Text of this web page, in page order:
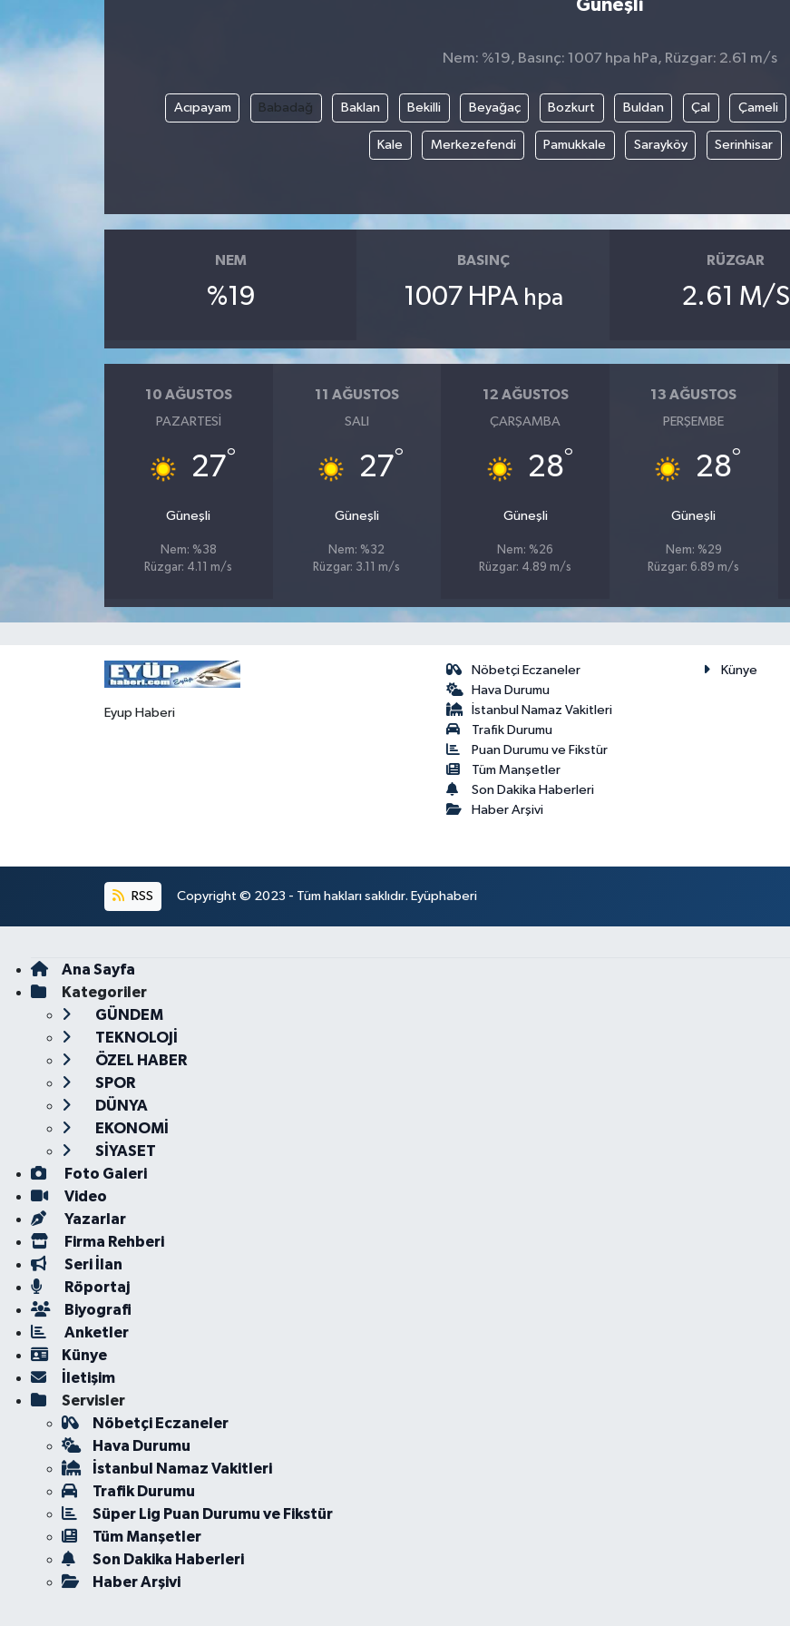
Güneşli
Nem: %19, Basınç: 1007 hpa hPa, Rüzgar: 2.61 m/s
Acıpayam Babadağ Baklan Bekilli Beyağaç Bozkurt Buldan Çal Çameli
Kale Merkezefendi Pamukkale Sarayköy Serinhisar
NEM
%19
BASINÇ
1007 HPA hpa
RÜZGAR
2.61 M/S
10 AĞUSTOS
PAZARTESI
27°
Güneşli
Nem: %38
Rüzgar: 4.11 m/s
11 AĞUSTOS
SALI
27°
Güneşli
Nem: %32
Rüzgar: 3.11 m/s
12 AĞUSTOS
ÇARŞAMBA
28°
Güneşli
Nem: %26
Rüzgar: 4.89 m/s
13 AĞUSTOS
PERŞEMBE
28°
Güneşli
Nem: %29
Rüzgar: 6.89 m/s
Eyup Haberi
Nöbetçi Eczaneler
Hava Durumu
İstanbul Namaz Vakitleri
Trafik Durumu
Puan Durumu ve Fikstür
Tüm Manşetler
Son Dakika Haberleri
Haber Arşivi
Künye
RSS Copyright © 2023 - Tüm hakları saklıdır. Eyüphaberi
Ana Sayfa
Kategoriler
GÜNDEM
TEKNOLOJİ
ÖZEL HABER
SPOR
DÜNYA
EKONOMİ
SİYASET
Foto Galeri
Video
Yazarlar
Firma Rehberi
Seri İlan
Röportaj
Biyografi
Anketler
Künye
İletişim
Servisler
Nöbetçi Eczaneler
Hava Durumu
İstanbul Namaz Vakitleri
Trafik Durumu
Süper Lig Puan Durumu ve Fikstür
Tüm Manşetler
Son Dakika Haberleri
Haber Arşivi